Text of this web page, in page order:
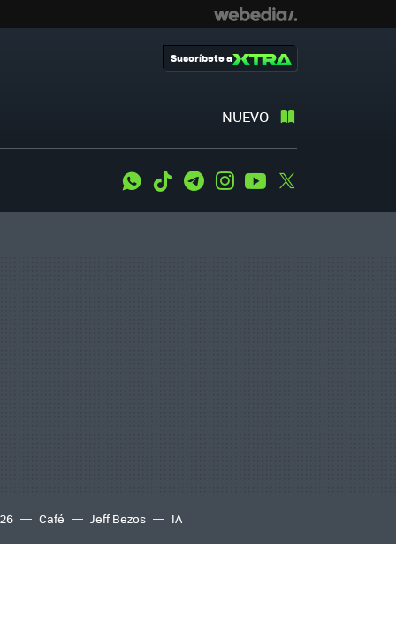
NUEVO
Suscríbete a
WhatsApp
Tiktok TelegramInstagramYoutube
Café Jeff Bezos IA